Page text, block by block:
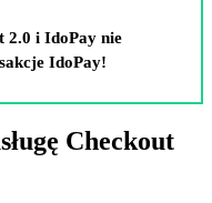
2.0 i IdoPay nie
IdoPay!
Checkout